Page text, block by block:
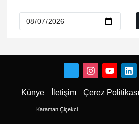
Künye İletişim Çerez Politikası
Karaman Çiçekci